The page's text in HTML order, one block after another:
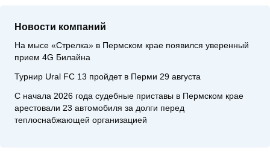
Новости компаний
На мысе «Стрелка» в Пермском крае появился уверенный
прием 4G Билайна
Турнир Ural FC 13 пройдет в Перми 29 августа
С начала 2026 года судебные приставы в Пермском крае
арестовали 23 автомобиля за долги перед
теплоснабжающей организацией